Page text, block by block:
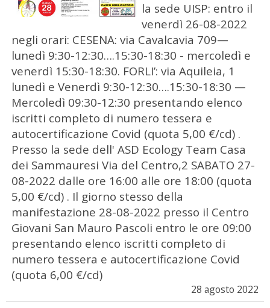
la sede UISP: entro il
venerdì 26-08-2022
negli orari: CESENA: via Cavalcavia 709—
lunedì 9:30-12:30….15:30-18:30 - mercoledì e
venerdì 15:30-18:30. FORLI’: via Aquileia, 1
lunedì e Venerdì 9:30-12:30….15:30-18:30 —
Mercoledì 09:30-12:30 presentando elenco
iscritti completo di numero tessera e
autocertificazione Covid (quota 5,00 €/cd) .
Presso la sede dell' ASD Ecology Team Casa
dei Sammauresi Via del Centro,2 SABATO 27-
08-2022 dalle ore 16:00 alle ore 18:00 (quota
5,00 €/cd) . Il giorno stesso della
manifestazione 28-08-2022 presso il Centro
Giovani San Mauro Pascoli entro le ore 09:00
presentando elenco iscritti completo di
numero tessera e autocertificazione Covid
(quota 6,00 €/cd)
28 agosto 2022